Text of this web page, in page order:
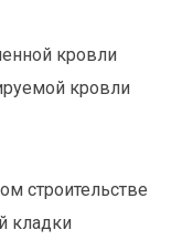
кровли
кровли
строительстве
кладки